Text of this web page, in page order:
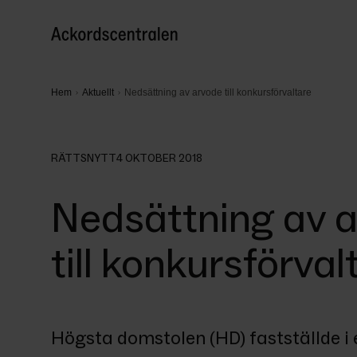
Hem Aktuellt Nedsättning av arvode till konkursförvaltare
RÄTTSNYTT4 OKTOBER 2018
Nedsättning av
till
Högsta domstolen (HD) fastställde i